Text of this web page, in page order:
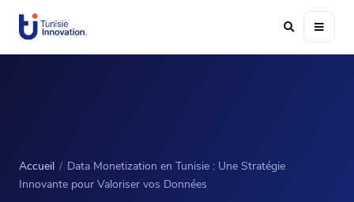
Accueil / Data Monetization en Tunisie : Une Stratégie
Innovante pour Valoriser vos Données